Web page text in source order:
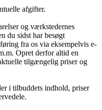
afgifter.
og værkstedernes
du sidst har besøgt
fra os via eksempelvis e-
Opret derfor altid en
tilgængelig priser og
i tilbuddets indhold, priser